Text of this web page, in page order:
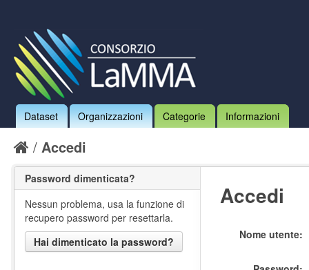
Dataset Organizzazioni Categorie Informazioni
Accedi
Accedi
Nome utente
Password dimenticata?
Nessun problema, usa la funzione di
recupero password per resettarla.
Hai dimenticato la password?